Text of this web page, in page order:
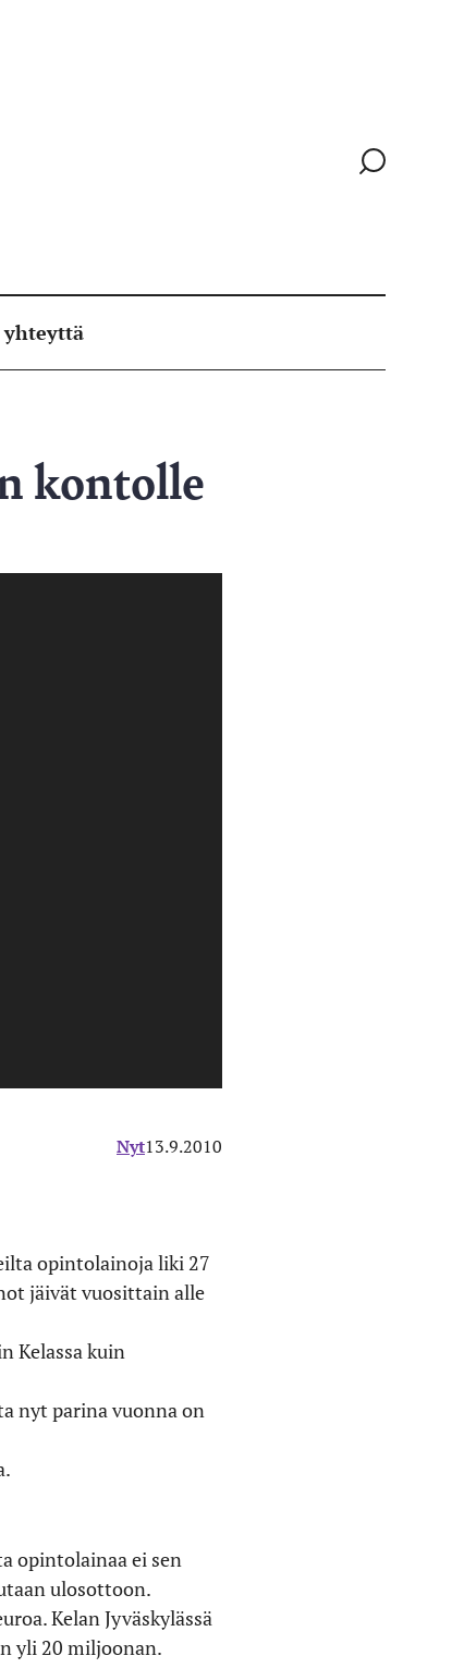
Siirry
yhteyttä
kontolle
Nyt13.9.2010
opintolainoja liki 27
jäivät vuosittain alle
Kelassa kuin
nyt parina vuonna on
opintolainaa ei sen
ulosottoon.
Kelan Jyväskylässä
yli 20 miljoonan.